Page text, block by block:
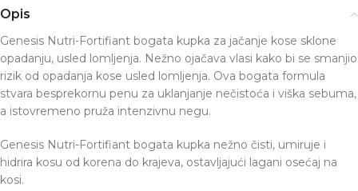
Opis
Genesis Nutri-Fortifiant bogata kupka za jačanje kose sklone
opadanju, usled lomljenja. Nežno ojačava vlasi kako bi se smanjio
rizik od opadanja kose usled lomljenja. Ova bogata formula
stvara besprekornu penu za uklanjanje nečistoća i viška sebuma,
a istovremeno pruža intenzivnu negu.
Genesis Nutri-Fortifiant bogata kupka nežno čisti, umiruje i
hidrira kosu od korena do krajeva, ostavljajući lagani osećaj na
kosi.